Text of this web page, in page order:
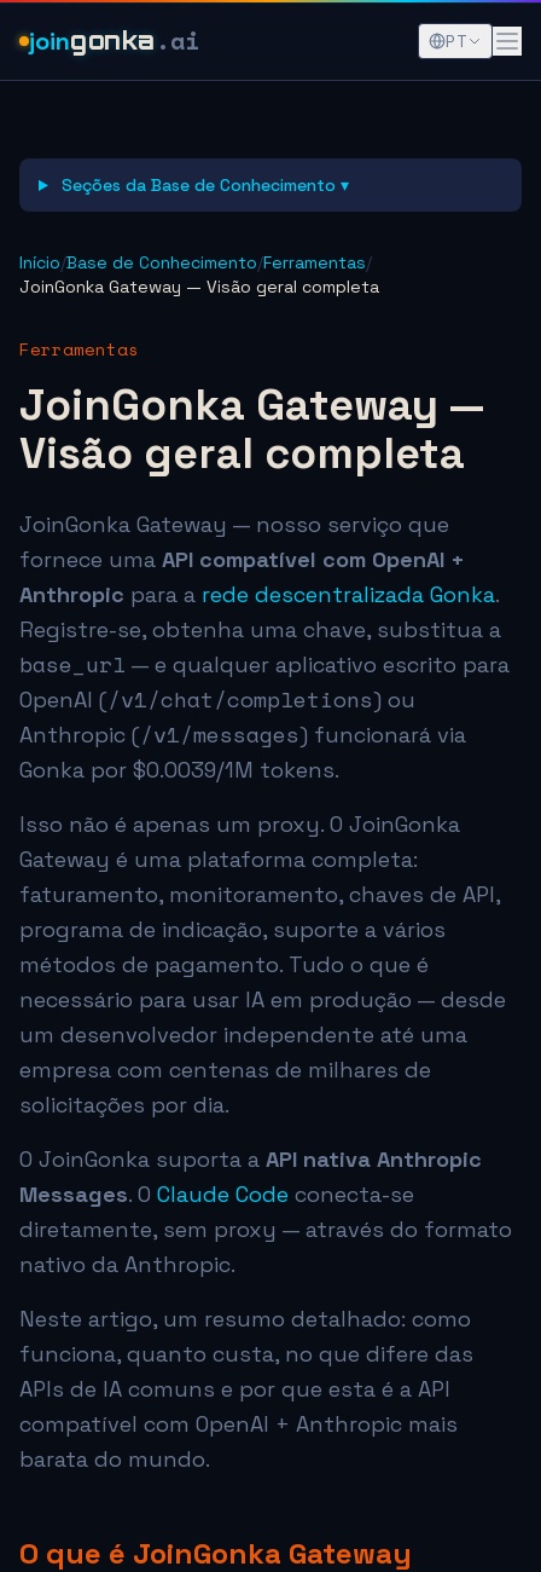
joingonka .ai PT
Seções da Base de Conhecimento ▾
Início/Base de Conhecimento/Ferramentas/
JoinGonka Gateway — Visão geral completa
Ferramentas
JoinGonka Gateway —
Visão geral completa
JoinGonka Gateway — nosso serviço que
fornece uma API compatível com OpenAI +
Anthropic para a rede descentralizada Gonka.
Registre-se, obtenha uma chave, substitua a
base_url — e qualquer aplicativo escrito para
OpenAI (/v1/chat/completions) ou
Anthropic (/v1/messages) funcionará via
Gonka por $0.0039/1M tokens.
Isso não é apenas um proxy. O JoinGonka
Gateway é uma plataforma completa:
faturamento, monitoramento, chaves de API,
programa de indicação, suporte a vários
métodos de pagamento. Tudo o que é
necessário para usar IA em produção — desde
um desenvolvedor independente até uma
empresa com centenas de milhares de
solicitações por dia.
O JoinGonka suporta a API nativa Anthropic
Messages. O Claude Code conecta-se
diretamente, sem proxy — através do formato
nativo da Anthropic.
Neste artigo, um resumo detalhado: como
funciona, quanto custa, no que difere das
APIs de IA comuns e por que esta é a API
compatível com OpenAI + Anthropic mais
barata do mundo.
O que é JoinGonka Gateway